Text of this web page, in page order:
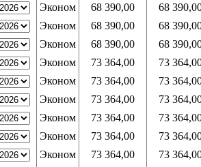
Эконом 68 390,00
68
Эконом 68 390,00
68
Эконом 68 390,00
68
Эконом 73 364,00
73
Эконом 73 364,00
73
Эконом 73 364,00
73
Эконом 73 364,00
73
Эконом 73 364,00
73
Эконом 73 364,00
73